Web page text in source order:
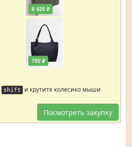
6 420 ₽
792 ₽
shift и крутите колесико мыши
Посмотреть закупку